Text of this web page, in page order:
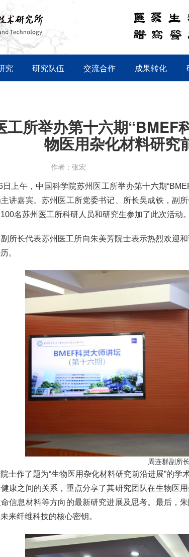
究 研究队伍 交流合作 成果转化
工所举办第十六期“BMEF
物医用杂化材料研究
作者：张宏
日上午，中国科学院苏州医工所举办第十六期
讲嘉宾。苏州医工所党委书记、所长吴成铁，副
名苏州医工所科研人员和研究生参加了此次活动。
所长代表苏州医工所向朱美芳院士表示热烈欢迎
。
周连群副所
士作了题为“生物医用杂化材料研究前沿进展”的学
康之间的关系，重点分享了其研究团队在生物医
信息材料等方向的最新研究进展及思考。最后，
来纤维科技的核心密钥。